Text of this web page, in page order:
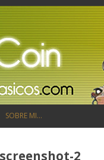
SOBRE MI…
2